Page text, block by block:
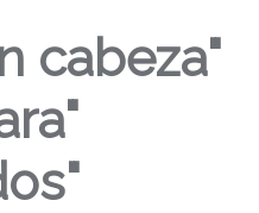
cabeza"